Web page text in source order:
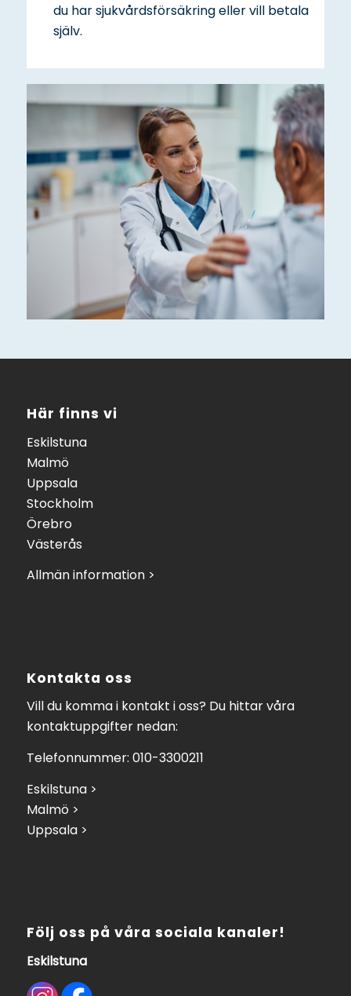
du har sjukvårdsförsäkring eller vill betala
själv.
Här finns vi
Eskilstuna
Malmö
Uppsala
Stockholm
Örebro
Västerås
Allmän information >
Kontakta oss
Vill du komma i kontakt i oss? Du hittar våra
kontaktuppgifter nedan:
Telefonnummer: 010-3300211
Eskilstuna >
Malmö >
Uppsala >
Följ oss på våra sociala kanaler!
Eskilstuna